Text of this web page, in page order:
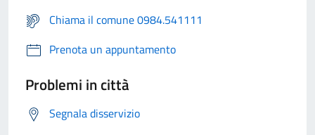
Chiama il comune 0984.541111
Prenota un appuntamento
Problemi in città
Segnala disservizio